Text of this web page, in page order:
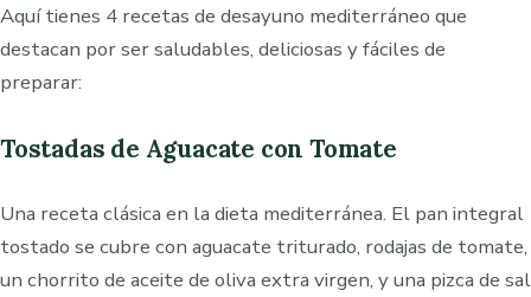
Aquí tienes 4 recetas de desayuno mediterráneo que
destacan por ser saludables, deliciosas y fáciles de
preparar:
Tostadas de Aguacate con Tomate
Una receta clásica en la dieta mediterránea. El pan integral
tostado se cubre con aguacate triturado, rodajas de tomate,
un chorrito de aceite de oliva extra virgen, y una pizca de sal